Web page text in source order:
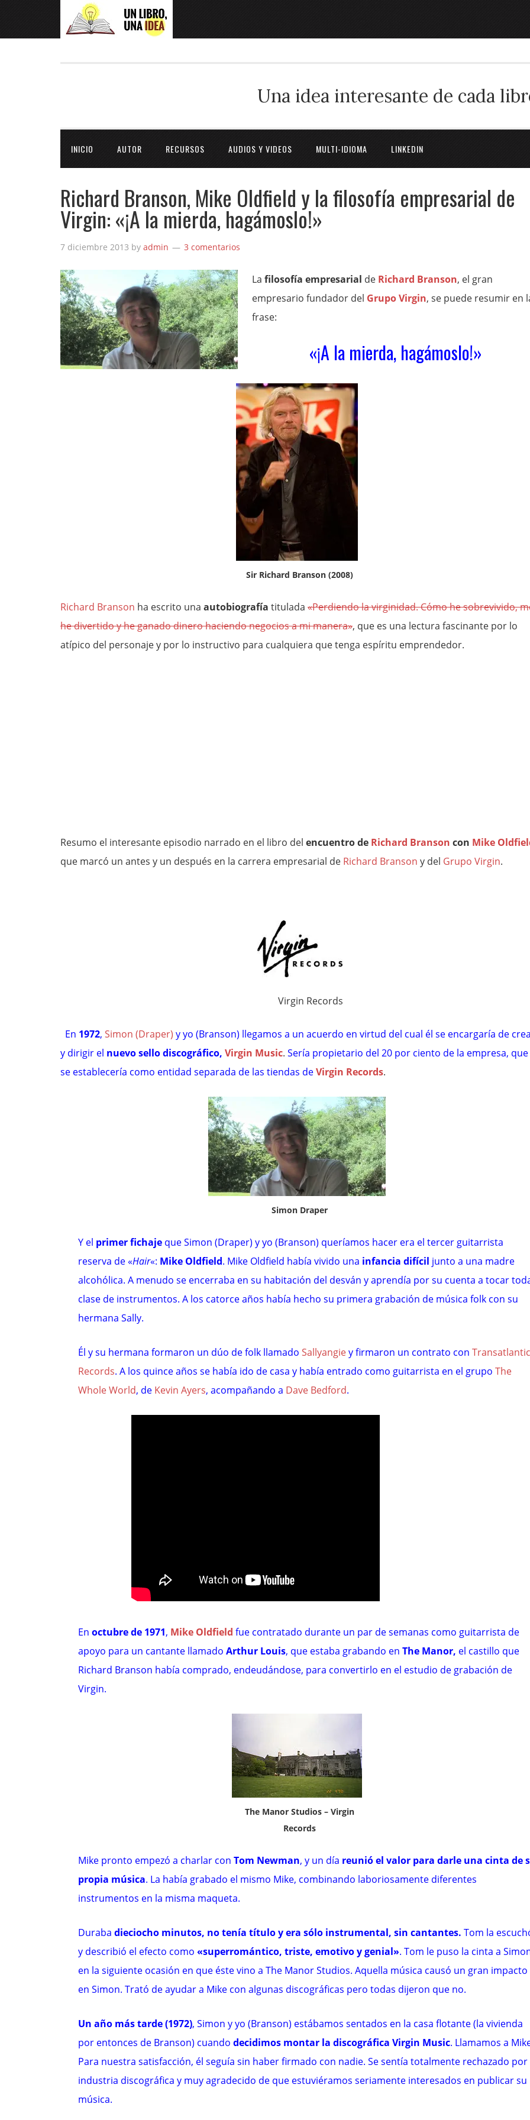
Una idea interesante de cada
INICIO AUTOR RECURSOS AUDIOS Y VIDEOS MULTI-IDIOMA LINKEDIN
Richard Branson, Mike Oldfield y la filosofía empresarial de
Virgin: «¡A la mierda, hagámoslo!»
7 diciembre 2013 by admin 3 comentarios
La filosofía empresarial de Richard Branson, el gran
empresario fundador del Grupo Virgin, se puede resumir en
frase:
«¡A la mierda, hagámoslo!»
Sir Richard Branson (2008)
Richard Branson ha escrito una autobiografía titulada «Perdiendo la virginidad. Cómo he sobrevivido,
he divertido y he ganado dinero haciendo negocios a mi manera», que es una lectura fascinante por lo
atípico del personaje y por lo instructivo para cualquiera que tenga espíritu emprendedor.
Resumo el interesante episodio narrado en el libro del encuentro de Richard Branson con Mike
que marcó un antes y un después en la carrera empresarial de Richard Branson y del Grupo Virgin.
Virgin Records
En 1972, Simon (Draper) y yo (Branson) llegamos a un acuerdo en virtud del cual él se encargaría de
y dirigir el nuevo sello discográfico, Virgin Music. Sería propietario del 20 por ciento de la empresa, que
se establecería como entidad separada de las tiendas deVirgin Records.
Simon Draper
Y el primer fichaje que Simon (Draper) y yo (Branson) queríamos hacer era el tercer guitarrista
reserva de«Hair«: Mike Oldfield. Mike Oldfield había vivido una infancia difícil junto a una madre
alcohólica. A menudo se encerraba en su habitación del desván y aprendía por su cuenta a tocar
clase de instrumentos. A los catorce años había hecho su primera grabación de música folk con su
hermana Sally.
Él y su hermana formaron un dúo de folk llamado Sallyangiey firmaron un contrato con Transatlantic
Records. A los quince años se había ido de casa y había entrado como guitarrista en el grupo The
Whole World, de Kevin Ayers, acompañando a Dave Bedford.
En octubre de 1971, Mike Oldfield fue contratado durante un par de semanas como guitarrista de
apoyo para un cantante llamado Arthur Louis, que estaba grabando en The Manor, el castillo que
Richard Branson había comprado, endeudándose, para convertirlo en el estudio de grabación de
Virgin.
The Manor Studios – Virgin
Records
Mike pronto empezó a charlar con Tom Newman, y un día reunió el valor para darle una cinta de
propia música. La había grabado el mismo Mike, combinando laboriosamente diferentes
instrumentos en la misma maqueta.
Duraba dieciocho minutos, no tenía título y era sólo instrumental, sin cantantes. Tom la
y describió el efecto como «superromántico, triste, emotivo y genial». Tom le puso la cinta a
en la siguiente ocasión en que éste vino a The Manor Studios. Aquella música causó un gran impacto
en Simon. Trató de ayudar a Mike con algunas discográficas pero todas dijeron que no.
Un año más tarde (1972), Simon y yo (Branson) estábamos sentados en la casa flotante (la vivienda
por entonces de Branson) cuando decidimos montar la discográfica Virgin Music. Llamamos a
Para nuestra satisfacción, él seguía sin haber firmado con nadie. Se sentía totalmente rechazado por
industria discográfica y muy agradecido de que estuviéramos seriamente interesados en publicar su
música.